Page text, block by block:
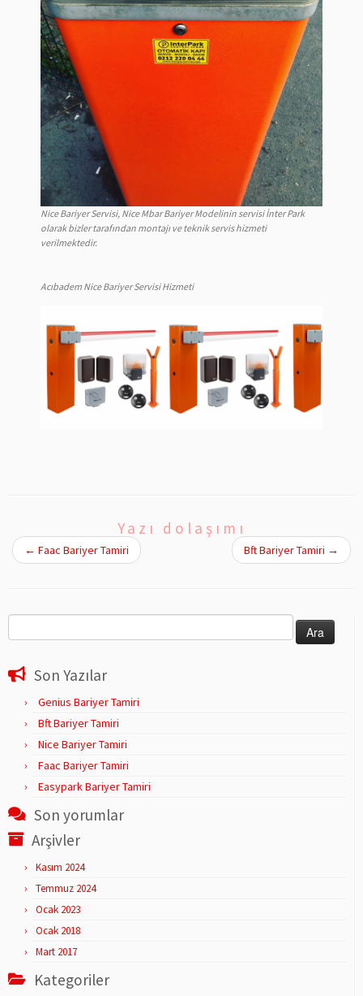
Nice Bariyer Servisi, Nice Mbar Bariyer Modelinin servisi İnter Park
olarak bizler tarafından montajı ve teknik servis hizmeti
verilmektedir.
Acıbadem Nice Bariyer Servisi Hizmeti
Yazı dolaşımı
← Faac Bariyer Tamiri Bft Bariyer Tamiri →
Son Yazılar
Genius Bariyer Tamiri
Bft Bariyer Tamiri
Nice Bariyer Tamiri
Faac Bariyer Tamiri
Easypark Bariyer Tamiri
Son yorumlar
Arşivler
Kasım 2024
Temmuz 2024
Ocak 2023
Ocak 2018
Mart 2017
Kategoriler